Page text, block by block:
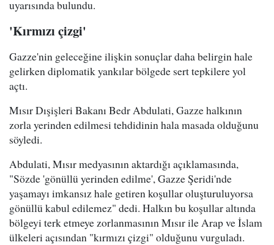
uyarısında bulundu.
'Kırmızı çizgi'
Gazze'nin geleceğine ilişkin sonuçlar daha belirgin hale
gelirken diplomatik yankılar bölgede sert tepkilere yol
açtı.
Mısır Dışişleri Bakanı Bedr Abdulati, Gazze halkının
zorla yerinden edilmesi tehdidinin hala masada olduğunu
söyledi.
Abdulati, Mısır medyasının aktardığı açıklamasında,
"Sözde 'gönüllü yerinden edilme', Gazze Şeridi'nde
yaşamayı imkansız hale getiren koşullar oluşturuluyorsa
gönüllü kabul edilemez" dedi. Halkın bu koşullar altında
bölgeyi terk etmeye zorlanmasının Mısır ile Arap ve İslam
ülkeleri açısından "kırmızı çizgi" olduğunu vurguladı.